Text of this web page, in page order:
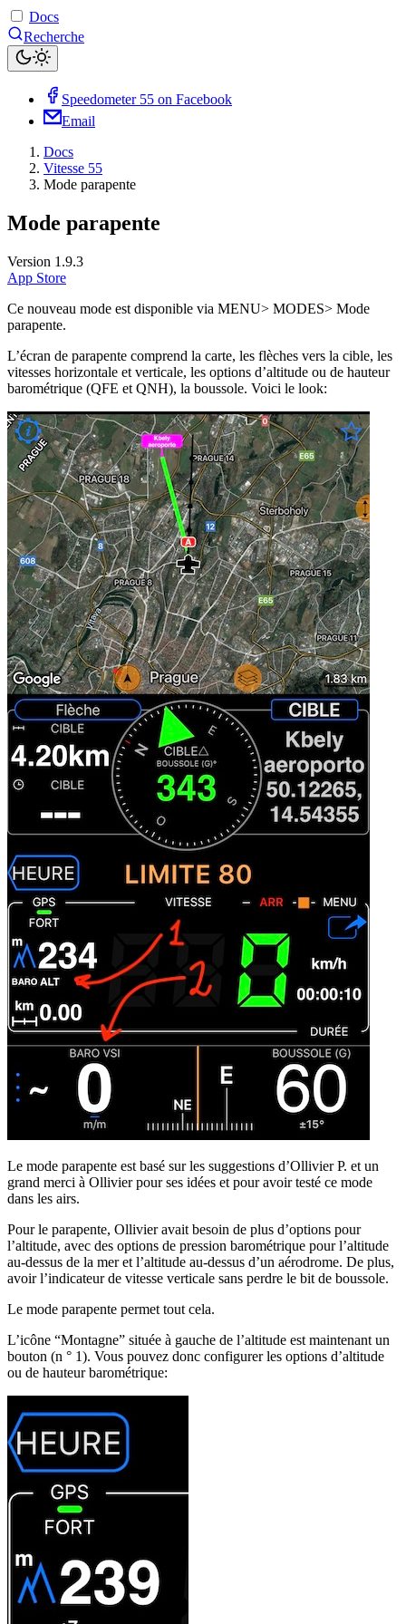
Docs
Recherche
Speedometer 55 on Facebook
Email
Docs
Vitesse 55
Mode parapente
Mode parapente
Version 1.9.3
App Store
Ce nouveau mode est disponible via MENU> MODES> Mode
parapente.
L’écran de parapente comprend la carte, les flèches vers la cible, les
vitesses horizontale et verticale, les options d’altitude ou de hauteur
barométrique (QFE et QNH), la boussole. Voici le look:
Le mode parapente est basé sur les suggestions d’Ollivier P. et un
grand merci à Ollivier pour ses idées et pour avoir testé ce mode
dans les airs.
Pour le parapente, Ollivier avait besoin de plus d’options pour
l’altitude, avec des options de pression barométrique pour l’altitude
au-dessus de la mer et l’altitude au-dessus d’un aérodrome. De plus,
avoir l’indicateur de vitesse verticale sans perdre le bit de boussole.
Le mode parapente permet tout cela.
L’icône “Montagne” située à gauche de l’altitude est maintenant un
bouton (n ° 1). Vous pouvez donc configurer les options d’altitude
ou de hauteur barométrique: